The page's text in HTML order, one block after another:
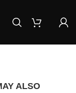
ALSO